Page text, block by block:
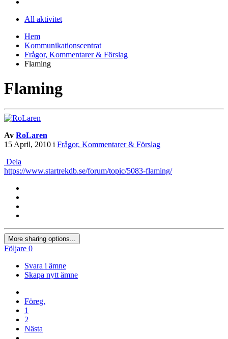
All aktivitet
Hem
Kommunikationscentrat
Frågor, Kommentarer & Förslag
Flaming
Flaming
Av RoLaren
15 April, 2010 i Frågor, Kommentarer & Förslag
Dela
https://www.startrekdb.se/forum/topic/5083-flaming/
More sharing options...
Följare 0
Svara i ämne
Skapa nytt ämne
Föreg.
1
2
Nästa